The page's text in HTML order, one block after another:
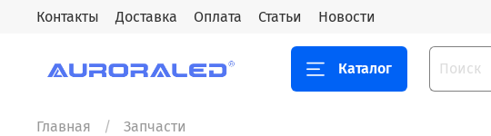
Контакты Доставка Оплата Статьи Новости
Каталог
Главная Запчасти